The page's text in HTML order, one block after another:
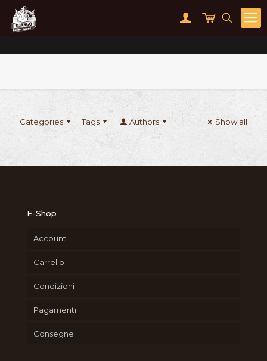
Categories Tags Authors Show all
E-Shop
Account
Carrello
Condizioni
Pagamenti
Consegne